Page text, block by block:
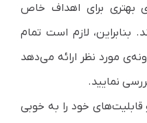
بهتری برای اهداف خاص
بنابراین، لازم است تمام
مورد نظر ارائه می‌دهد
نمایید.
خود را به خوبی